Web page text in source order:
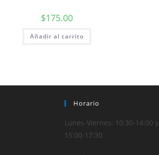
$175.00
Añadir al carrito
Horario
Lunes-Viernes: 10:30-14:00 y
15:00-17:30